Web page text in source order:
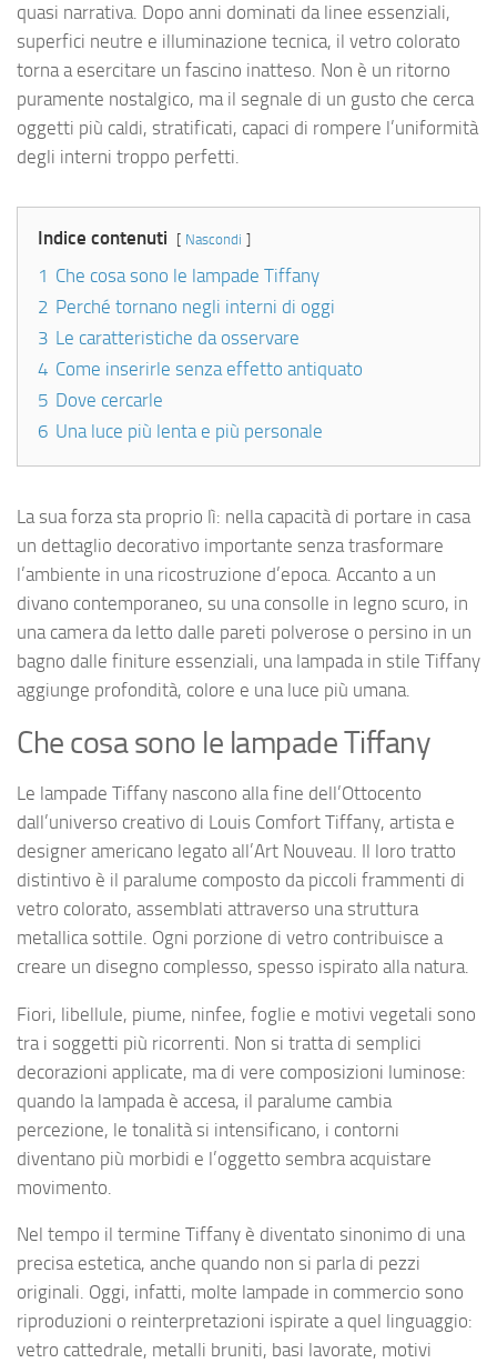
quasi narrativa. Dopo anni dominati da linee essenziali,
superfici neutre e illuminazione tecnica, il vetro colorato
torna a esercitare un fascino inatteso. Non è un ritorno
puramente nostalgico, ma il segnale di un gusto che cerca
oggetti più caldi, stratificati, capaci di rompere l’uniformità
degli interni troppo perfetti.
Indice contenuti Nascondi
1 Che cosa sono le lampade Tiffany
2 Perché tornano negli interni di oggi
3 Le caratteristiche da osservare
4 Come inserirle senza effetto antiquato
5 Dove cercarle
6 Una luce più lenta e più personale
La sua forza sta proprio lì: nella capacità di portare in casa
un dettaglio decorativo importante senza trasformare
l’ambiente in una ricostruzione d’epoca. Accanto a un
divano contemporaneo, su una consolle in legno scuro, in
una camera da letto dalle pareti polverose o persino in un
bagno dalle finiture essenziali, una lampada in stile Tiffany
aggiunge profondità, colore e una luce più umana.
Che cosa sono le lampade Tiffany
Le lampade Tiffany nascono alla fine dell’Ottocento
dall’universo creativo di Louis Comfort Tiffany, artista e
designer americano legato all’Art Nouveau. Il loro tratto
distintivo è il paralume composto da piccoli frammenti di
vetro colorato, assemblati attraverso una struttura
metallica sottile. Ogni porzione di vetro contribuisce a
creare un disegno complesso, spesso ispirato alla natura.
Fiori, libellule, piume, ninfee, foglie e motivi vegetali sono
tra i soggetti più ricorrenti. Non si tratta di semplici
decorazioni applicate, ma di vere composizioni luminose:
quando la lampada è accesa, il paralume cambia
percezione, le tonalità si intensificano, i contorni
diventano più morbidi e l’oggetto sembra acquistare
movimento.
Nel tempo il termine Tiffany è diventato sinonimo di una
precisa estetica, anche quando non si parla di pezzi
originali. Oggi, infatti, molte lampade in commercio sono
riproduzioni o reinterpretazioni ispirate a quel linguaggio:
vetro cattedrale, metalli bruniti, basi lavorate, motivi